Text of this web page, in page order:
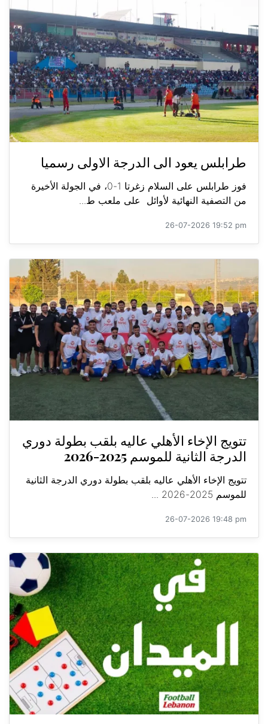
طرابلس يعود الى الدرجة الاولى رسميا
فوز طرابلس على السلام زغرتا 1-0، في الجولة الأخيرة
من التصفية النهائية لأوائل على ملعب ط...
26-07-2026 19:52 pm
تتويج الإخاء الأهلي عاليه بلقب بطولة دوري
الدرجة الثانية للموسم 2025-2026
تتويج الإخاء الأهلي عاليه بلقب بطولة دوري الدرجة الثانية
للموسم 2025-2026 ...
26-07-2026 19:48 pm